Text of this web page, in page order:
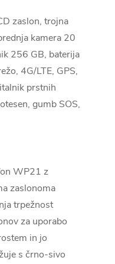
zaslon, trojna
kamera 20
256 GB, baterija
4G/LTE, GPS,
prstnih
gumb SOS,
WP21 z
zaslonoma
trpežnost
za uporabo
in jo
s črno-sivo